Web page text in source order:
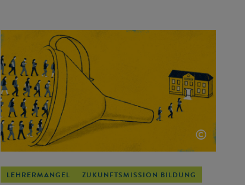
©
LEHRERMANGEL ZUKUNFTSMISSION BILDUNG